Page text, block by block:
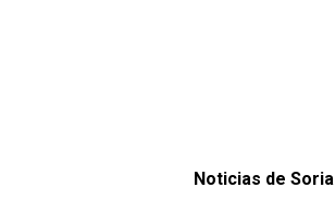
Noticias de Soria